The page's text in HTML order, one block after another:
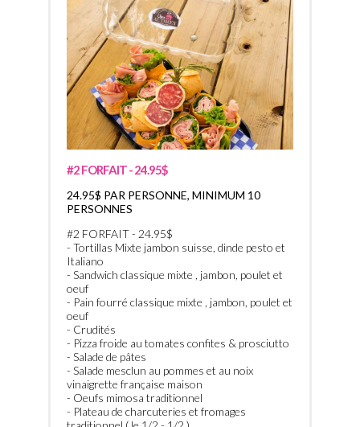
#2 FORFAIT - 24.95$
24.95$ PAR PERSONNE, MINIMUM 10
PERSONNES
#2 FORFAIT - 24.95$
- Tortillas Mixte jambon suisse, dinde pesto et
Italiano
- Sandwich classique mixte , jambon, poulet et
oeuf
- Pain fourré classique mixte , jambon, poulet et
oeuf
- Crudités
- Pizza froide au tomates confites & prosciutto
- Salade de pâtes
- Salade mesclun au pommes et au noix
vinaigrette française maison
- Oeufs mimosa traditionnel
- Plateau de charcuteries et fromages